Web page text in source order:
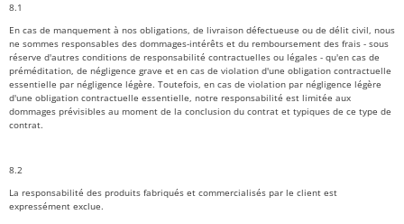
8.1
En cas de manquement à nos obligations, de livraison défectueuse ou de délit civil, nous
ne sommes responsables des dommages-intérêts et du remboursement des frais - sous
réserve d'autres conditions de responsabilité contractuelles ou légales - qu'en cas de
préméditation, de négligence grave et en cas de violation d'une obligation contractuelle
essentielle par négligence légère. Toutefois, en cas de violation par négligence légère
d'une obligation contractuelle essentielle, notre responsabilité est limitée aux
dommages prévisibles au moment de la conclusion du contrat et typiques de ce type de
contrat.
8.2
La responsabilité des produits fabriqués et commercialisés par le client est
expressément exclue.